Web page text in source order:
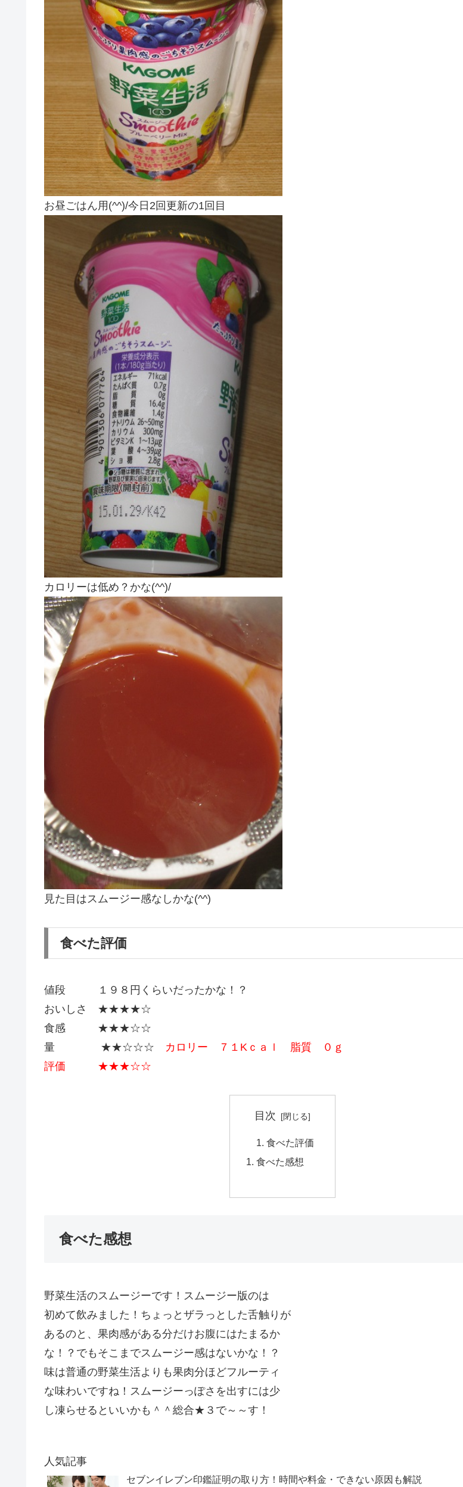
お昼ごはん用(^^)/今日2回更新の1回目
カロリーは低め？かな(^^)/
見た目はスムージー感なしかな(^^)
食べた評価
値段 １９８円くらいだったかな！？
おいしさ ★★★★☆
食感 ★★★☆☆
量 ★★☆☆☆ カロリー ７１Kｃａｌ 脂質 ０ｇ
評価 ★★★☆☆
目次
食べた評価
食べた感想
食べた感想
野菜生活のスムージーです！スムージー版のは
初めて飲みました！ちょっとザラっとした舌触りが
あるのと、果肉感がある分だけお腹にはたまるか
な！？でもそこまでスムージー感はないかな！？
味は普通の野菜生活よりも果肉分ほどフルーティ
な味わいですね！スムージーっぽさを出すには少
し凍らせるといいかも＾＾総合★３で～～す！
人気記事
セブンイレブン印鑑証明の取り方！時間や料金・できない原因も解説